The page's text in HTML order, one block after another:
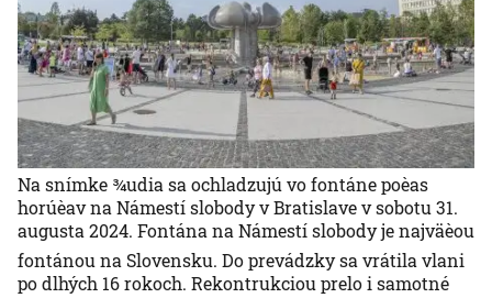
Na snímke ¾udia sa ochladzujú vo fontáne poèas
horúèav na Námestí slobody v Bratislave v sobotu 31.
augusta 2024. Fontána na Námestí slobody je najväèou
fontánou na Slovensku. Do prevádzky sa vrátila vlani
po dlhých 16 rokoch. Rekontrukciou prelo i samotné